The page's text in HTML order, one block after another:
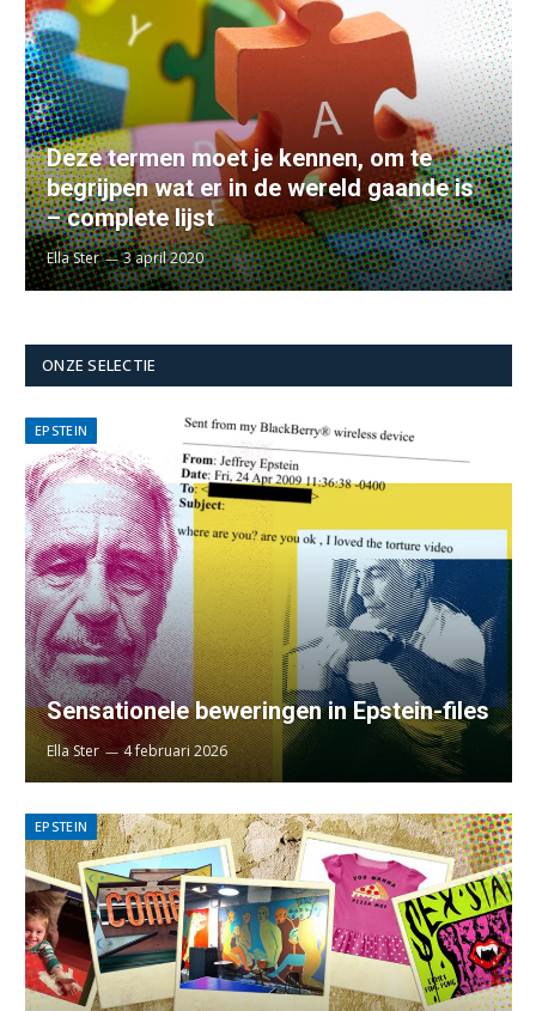
Deze termen moet je kennen, om te
begrijpen wat er in de wereld gaande is
– complete lijst
Ella Ster 3 april 2020
ONZE SELECTIE
EPSTEIN
Sensationele beweringen in Epstein-files
Ella Ster 4 februari 2026
EPSTEIN